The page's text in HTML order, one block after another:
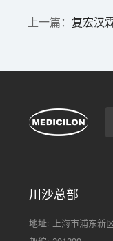
复宏汉霖HLX07联合
川沙总部
地址: 上海市浦东新